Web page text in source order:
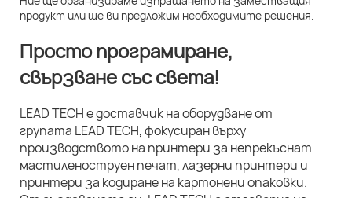
продукт или ще ви предложим необходимите решения.
Просто програмиране,
свързване със света!
LEAD TECH е доставчик на оборудване от
групата LEAD TECH, фокусиран върху
производството на принтери за непрекъснат
мастиленоструен печат, лазерни принтери и
принтери за кодиране на картонени опаковки.